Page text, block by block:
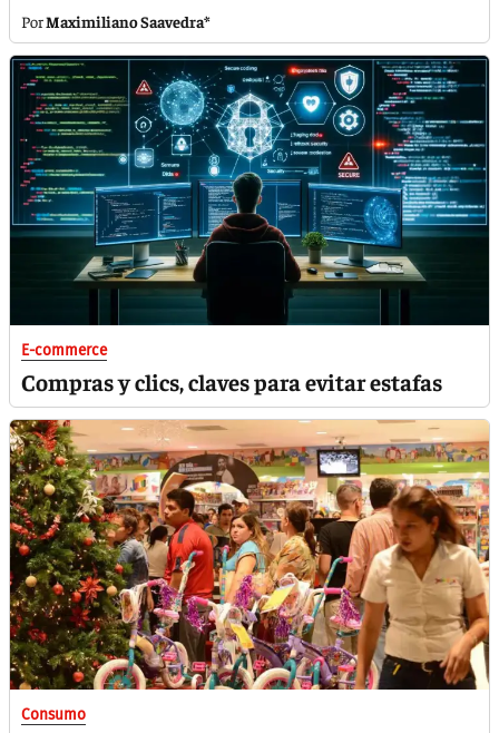
Maximiliano Saavedra*
E-commerce
Compras y clics, claves para evitar estafas
Consumo